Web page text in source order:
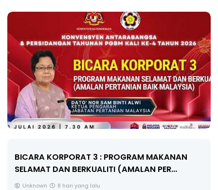
BICARA KORPORAT 3 : PROGRAM MAKANAN
SELAMAT DAN BERKUALITI (AMALAN PER...
Unknown 8 hari yang lalu